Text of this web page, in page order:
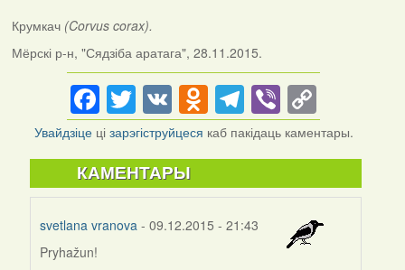
Крумкач (Corvus corax).
Мёрскі р-н, "Сядзіба аратага", 28.11.2015.
Facebook
Twitter
VKOdnoklassniki
Telegram
Viber
Link
Увайдзіце цізарэгіструйцеся каб пакідаць каментары.
КАМЕНТАРЫ
svetlana vranova - 09.12.2015 - 21:43
Pryhažun!